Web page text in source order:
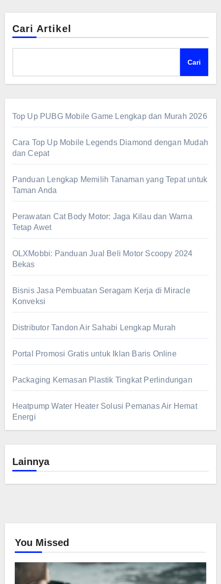
Cari Artikel
Cari
Top Up PUBG Mobile Game Lengkap dan Murah 2026
Cara Top Up Mobile Legends Diamond dengan Mudah
dan Cepat
Panduan Lengkap Memilih Tanaman yang Tepat untuk
Taman Anda
Perawatan Cat Body Motor: Jaga Kilau dan Warna
Tetap Awet
OLXMobbi: Panduan Jual Beli Motor Scoopy 2024
Bekas
Bisnis Jasa Pembuatan Seragam Kerja di Miracle
Konveksi
Distributor Tandon Air Sahabi Lengkap Murah
Portal Promosi Gratis untuk Iklan Baris Online
Packaging Kemasan Plastik Tingkat Perlindungan
Heatpump Water Heater Solusi Pemanas Air Hemat
Energi
Lainnya
You Missed